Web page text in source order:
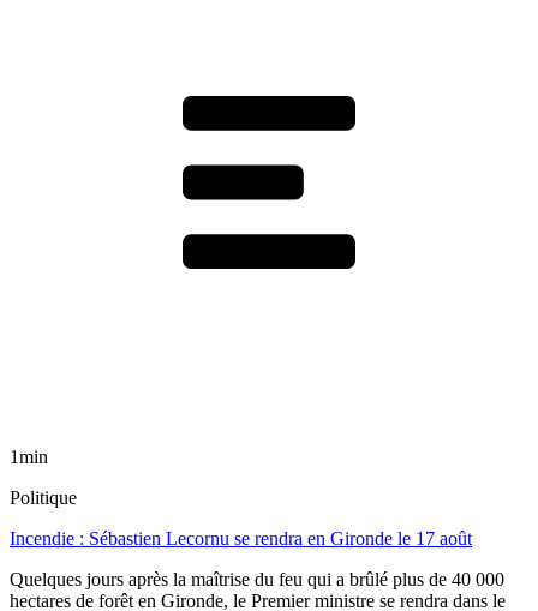
1min
Politique
Incendie : Sébastien Lecornu se rendra en Gironde le 17 août
Quelques jours après la maîtrise du feu qui a brûlé plus de 40 000
hectares de forêt en Gironde, le Premier ministre se rendra dans le